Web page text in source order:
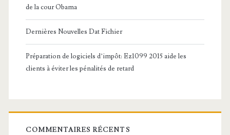
de la cour Obama
Dernières Nouvelles Dat Fichier
Préparation de logiciels d’impôt: Ez1099 2015 aide les
clients à éviter les pénalités de retard
COMMENTAIRES RÉCENTS